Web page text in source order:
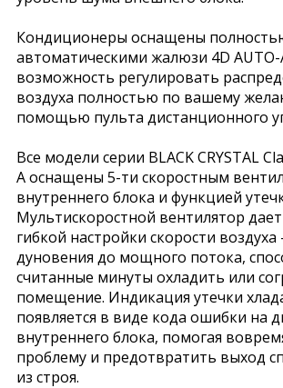
Кондиционеры оснащены
автоматическими жалюзи 4D AUTO-
возможность регулировать
воздуха полностью по вашему
помощью пульта дистанционного
Все модели серии BLACK CRYSTAL
A оснащены 5-ти скоростным
внутреннего блока и функцией
Мультискоростной вентилятор
гибкой настройки скорости воздуха
дуновения до мощного потока,
считанные минуты охладить или
помещение. Индикация утечки
появляется в виде кода ошибки на
внутреннего блока, помогая
проблему и предотвратить выход
из строя.